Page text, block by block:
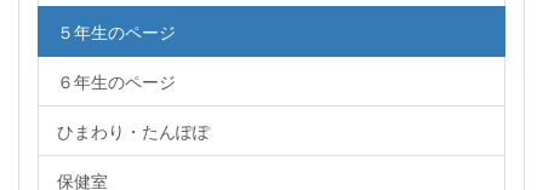
５年生のページ
６年生のページ
ひまわり・たんぽぽ
保健室